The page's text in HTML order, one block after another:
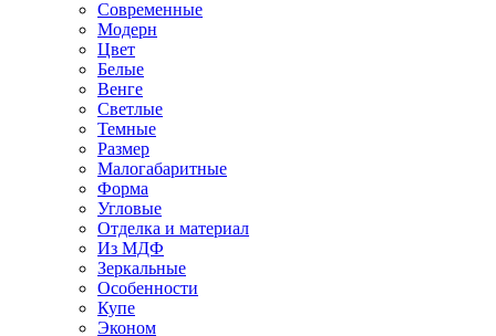
Современные
Модерн
Цвет
Белые
Венге
Светлые
Темные
Размер
Малогабаритные
Форма
Угловые
Отделка и материал
Из МДФ
Зеркальные
Особенности
Купе
Эконом